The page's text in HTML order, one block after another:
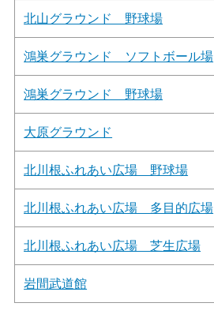
北山グラウンド 野球場
鴻巣グラウンド ソフトボール場
鴻巣グラウンド 野球場
大原グラウンド
北川根ふれあい広場 野球場
北川根ふれあい広場 多目的広場
北川根ふれあい広場 芝生広場
岩間武道館